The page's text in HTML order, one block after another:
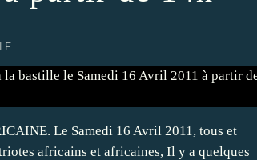
Le Samedi 16 Avril 2011, tous et
africains et africaines, Il y a quelques